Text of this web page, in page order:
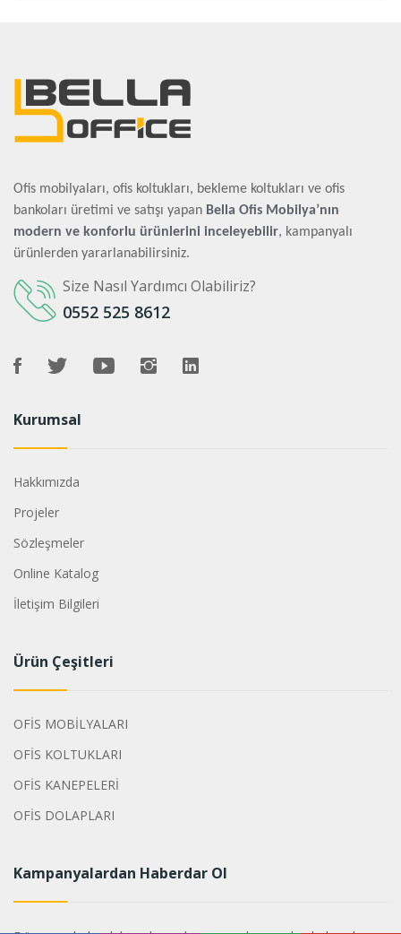
Ofis mobilyaları, ofis koltukları, bekleme koltukları ve ofis
bankoları üretimi ve satışı yapan Bella Ofis Mobilya’nın
modern ve konforlu ürünlerini inceleyebilir, kampanyalı
ürünlerden yararlanabilirsiniz.
Size Nasıl Yardımcı Olabiliriz?
0552 525 8612
Kurumsal
Hakkımızda
Projeler
Sözleşmeler
Online Katalog
İletişim Bilgileri
Ürün Çeşitleri
OFİS MOBİLYALARI
OFİS KOLTUKLARI
OFİS KANEPELERİ
OFİS DOLAPLARI
Kampanyalardan Haberdar Ol